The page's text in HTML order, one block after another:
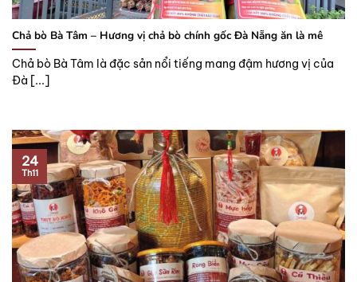
Chả bò Bà Tâm – Hương vị chả bò chính gốc Đà Nẵng ăn là mê
Chả bò Bà Tâm là đặc sản nổi tiếng mang đậm hương vị của
Đà [...]
24
Th11